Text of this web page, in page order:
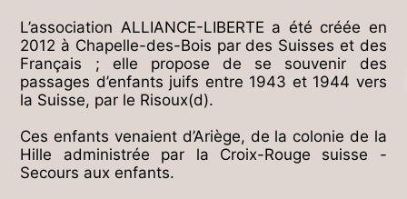
L’association ALLIANCE-LIBERTE a été créée en
2012 à Chapelle-des-Bois par des Suisses et des
Français ; elle propose de se souvenir des
passages d’enfants juifs entre 1943 et 1944 vers
la Suisse, par le Risoux(d).
Ces enfants venaient d’Ariège, de la colonie de la
Hille administrée par la Croix-Rouge suisse -
Secours aux enfants.